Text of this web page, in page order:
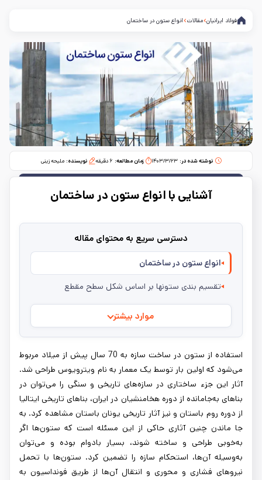
فولاد ایرانیان مقالات انواع ستون در ساختمان
نوشته شده در: ۱۴۰۳/۳/۲۳ زمان مطالعه:‌ ۶ دقیقه نویسنده: ملیحه زینی
آشنایی با انواع ستون در ساختمان
دسترسی سریع به محتوای مقاله
انواع ستون در ساختمان
تقسیم بندی ستونها بر اساس شکل سطح مقطع
موارد بیشتر
استفاده از ستون در ساخت سازه به 70 سال پیش از میلاد مربوط
می‌شود که اولین بار توسط یک معمار به نام ویترویوس طراحی شد.
آثار این جزء ساختاری در سازه‌های تاریخی و سنگی را می‌توان در
بناهای به‌جامانده از دوره هخامنشیان در ایران، بناهای تاریخی ایتالیا
از دوره روم باستان و نیز آثار تاریخی یونان باستان مشاهده کرد. به‌
جا ماندن چنین آثاری حاکی از این مسئله است که ستون‌ها اگر
به‌خوبی طراحی و ساخته شوند، بسیار بادوام بوده و می‌توان
به‌وسیله آن‌ها، استحکام سازه را تضمین کرد. ستون‌ها با تحمل
نیروهای فشاری و محوری و انتقال آن‌ها از طریق فونداسیون به